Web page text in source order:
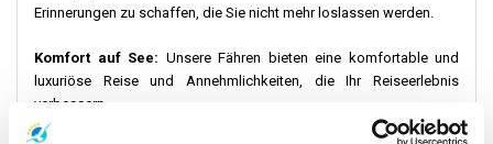
Seefahrern in den Gewässern von Koh Lanta.
Kulinarische Abenteuer:Das Restaurant Pinto verspricht
neben anderen Lokalen eine kulinarische Reise, die Koh Lanta
authentisch widerspiegelt.
Erinnerungen zu schaffen, die Sie nicht mehr loslassen werden.
Komfort auf See: Unsere Fähren bieten eine komfortable und
luxuriöse Reise und Annehmlichkeiten, die Ihr Reiseerlebnis
verbessern.